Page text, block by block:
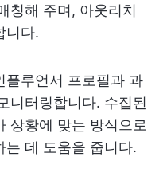
칭해 주며, 아웃리치
니다.
플루언서 프로필과 과
니터링합니다. 수집된
상황에 맞는 방식으로
는 데 도움을 줍니다.